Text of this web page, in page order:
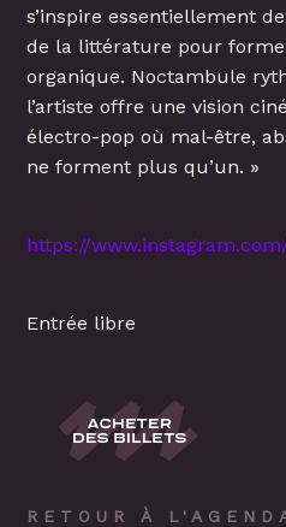
s’inspire essentiellement
de la littérature pour
organique. Noctambule
l’artiste offre une vision
électro-pop où mal-être,
ne forment plus qu’un. »
https://
Entrée libre
RETOUR À